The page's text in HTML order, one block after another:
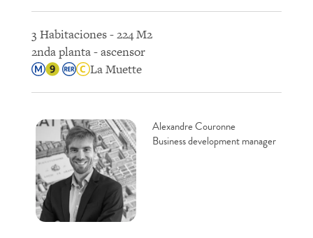
3 Habitaciones - 224 M2
2nda planta - ascensor
La Muette
Alexandre Couronne
Business development manager